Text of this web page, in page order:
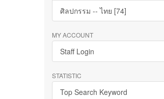
ศิลปกรรม -- ไทย [74]
MY ACCOUNT
Staff Login
STATISTIC
Top Search Keyword